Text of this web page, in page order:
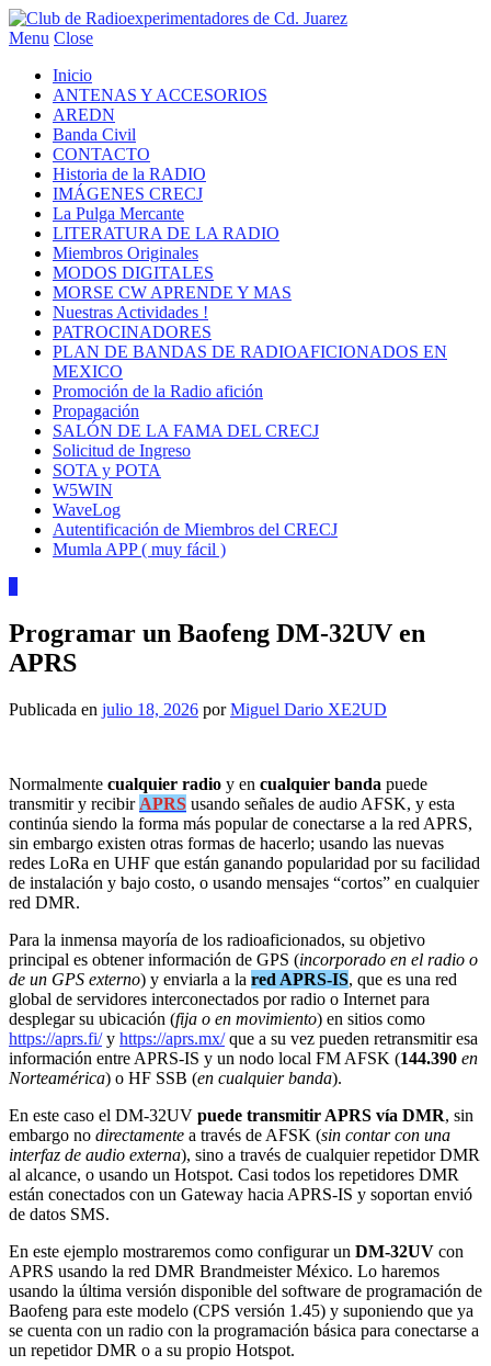
Menu Close
Inicio
ANTENAS Y ACCESORIOS
AREDN
Banda Civil
CONTACTO
Historia de la RADIO
IMÁGENES CRECJ
La Pulga Mercante
LITERATURA DE LA RADIO
Miembros Originales
MODOS DIGITALES
MORSE CW APRENDE Y MAS
Nuestras Actividades !
PATROCINADORES
PLAN DE BANDAS DE RADIOAFICIONADOS EN
MEXICO
Promoción de la Radio afición
Propagación
SALÓN DE LA FAMA DEL CRECJ
Solicitud de Ingreso
SOTA y POTA
W5WIN
WaveLog
Autentificación de Miembros del CRECJ
Mumla APP ( muy fácil )
Programar un Baofeng DM-32UV en
APRS
Publicada en julio 18, 2026 porMiguel Dario XE2UD
Normalmente cualquier radio y en cualquier banda puede
transmitir y recibir APRS usando señales de audio AFSK, y esta
continúa siendo la forma más popular de conectarse a la red APRS,
sin embargo existen otras formas de hacerlo; usando las nuevas
redes LoRa en UHF que están ganando popularidad por su facilidad
de instalación y bajo costo, o usando mensajes “cortos” en cualquier
red DMR.
Para la inmensa mayoría de los radioaficionados, su objetivo
principal es obtener información de GPS (incorporado en el radio o
de un GPS externo) y enviarla a la red APRS-IS, que es una red
global de servidores interconectados por radio o Internet para
desplegar su ubicación (fija o en movimiento) en sitios como
https://aprs.fi/y https://aprs.mx/que a su vez pueden retransmitir esa
información entre APRS-IS y un nodo local FM AFSK (144.390 en
Norteamérica) o HF SSB (en cualquier banda).
En este caso el DM-32UV puede transmitir APRS vía DMR, sin
embargo no directamente a través de AFSK (sin contar con una
interfaz de audio externa), sino a través de cualquier repetidor DMR
al alcance, o usando un Hotspot. Casi todos los repetidores DMR
están conectados con un Gateway hacia APRS-IS y soportan envió
de datos SMS.
En este ejemplo mostraremos como configurar un DM-32UV con
APRS usando la red DMR Brandmeister México. Lo haremos
usando la última versión disponible del software de programación de
Baofeng para este modelo (CPS versión 1.45) y suponiendo que ya
se cuenta con un radio con la programación básica para conectarse a
un repetidor DMR o a su propio Hotspot.